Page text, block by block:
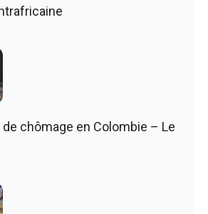
chômage en Colombie – Le